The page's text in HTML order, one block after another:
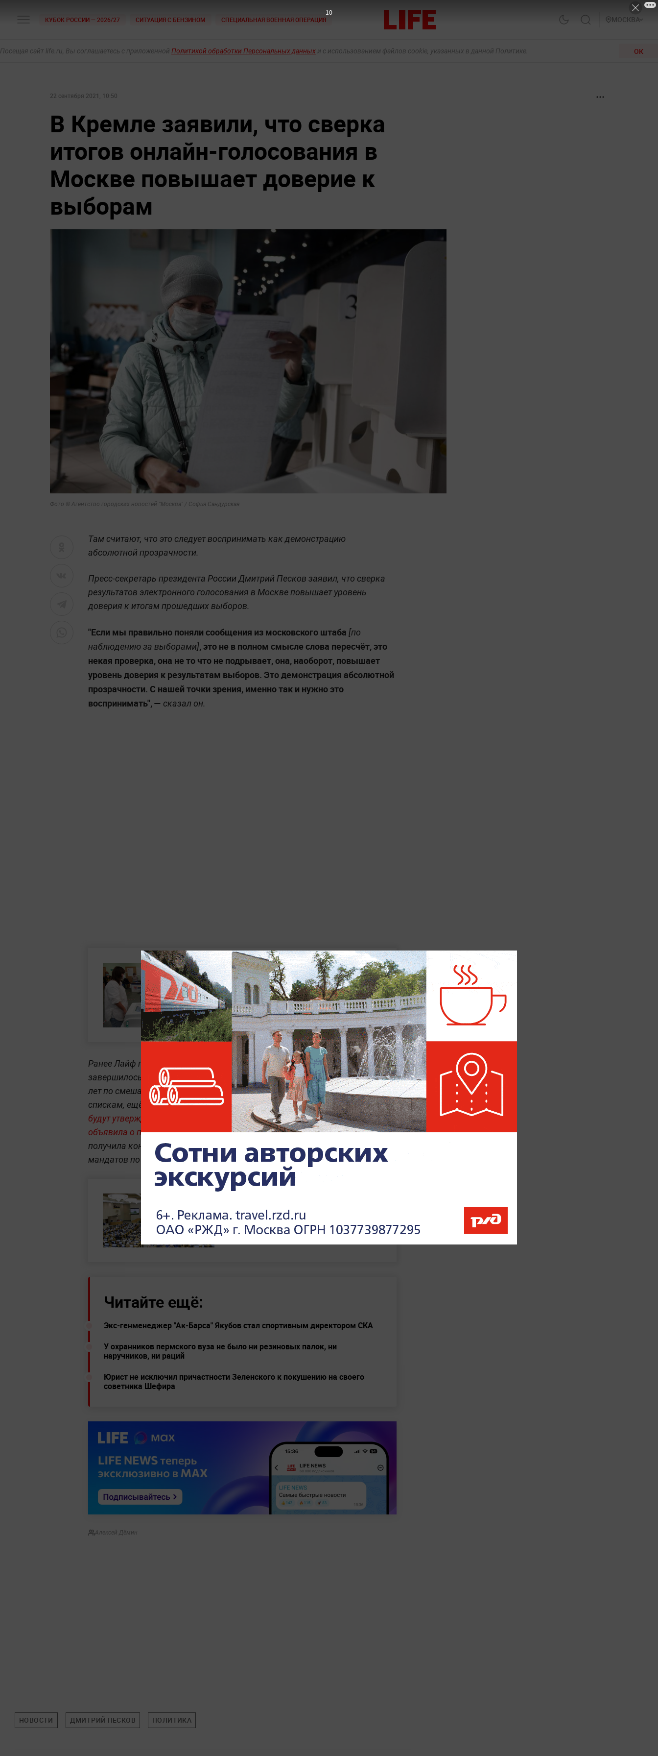
КУБОК РОССИИ — 2026/27 СИТУАЦИЯ С БЕНЗИНОМ СПЕЦИАЛЬНАЯ ВОЕННАЯ ОПЕРАЦИЯ МОСКВА
Посещая сайт life.ru, Вы соглашаетесь с приложенной Политикой обработки Персональных данных и с использованием файлов cookie, указанных в данной Политике. ОК
22 сентября 2021, 10:50
В Кремле заявили, что сверка
итогов онлайн-голосования в
Москве повышает доверие к
выборам
Фото © Агентство городских новостей "Москва" / Софья Сандурская
Там считают, что это следует воспринимать как демонстрацию
абсолютной прозрачности.
Пресс-секретарь президента России Дмитрий Песков заявил, что сверка
результатов электронного голосования в Москве повышает уровень
доверия к итогам прошедших выборов.
"Если мы правильно поняли сообщения из московского штаба [по
наблюдению за выборами], это не в полном смысле слова пересчёт, это
некая проверка, она не то что не подрывает, она, наоборот, повышает
уровень доверия к результатам выборов. Это демонстрация абсолютной
прозрачности. С нашей точки зрения, именно так и нужно это
воспринимать", — сказал он.
Общественный штаб
предложил сомневающимся
убедиться в корректности
подсчёта голосов
Ранее Лайф писал, что трёхдневное голосование на думских выборах
завершилось 19 сентября. Нижняя палата парламента избиралась на пять
лет по смешанной избирательной системе: 225 депутатов — по партийным
спискам, ещё 225 — по одномандатным округам.Окончательные итоги
будут утверждены 24 сентября
, но после подсчёта 100% протоколовЦИК
объявила о победе "Единой России"с результатом 49,82% голосов. Партия
получила конституционное большинство, у ЕР примерно 112 депутатских
мандатов по списку и 198 — по одномандатным округам.
мест в Госдуме получат
партии по итогам выборов
Читайте ещё:
Экс-генменеджер "Ак-Барса" Якубов стал спортивным директором СКА
У охранников пермского вуза не было ни резиновых палок, ни
наручников, ни раций
Юрист не исключил причастности Зеленского к покушению на своего
советника Шефира
Алексей Дёмин
НОВОСТИ ДМИТРИЙ ПЕСКОВ ПОЛИТИКА
9